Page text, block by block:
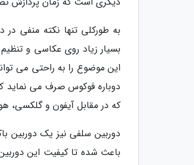
بسیار زیاد روی عکاسی و
این موضوع را به راحتی می
دوباره فوکوس صرف می نماید
که در مقابل آیفون و گلکسی، هواوی پی30 و پیکسل گوگل، در جایگاهی ضعیف تر از نظر توانایی
دوربین سلفی نیز یک دوربین
باعث شده تا کیفیت این